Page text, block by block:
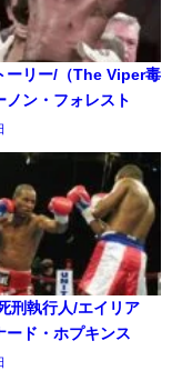
ーリー/（The Viper毒
ノン・フォレスト
刑執行人/エイリア
ード・ホプキンス